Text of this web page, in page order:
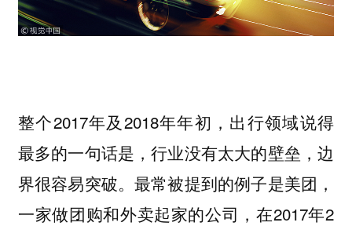
整个2017年及2018年年初，出行领域说得
最多的一句话是，行业没有太大的壁垒，边
界很容易突破。最常被提到的例子是美团，
一家做团购和外卖起家的公司，在2017年2